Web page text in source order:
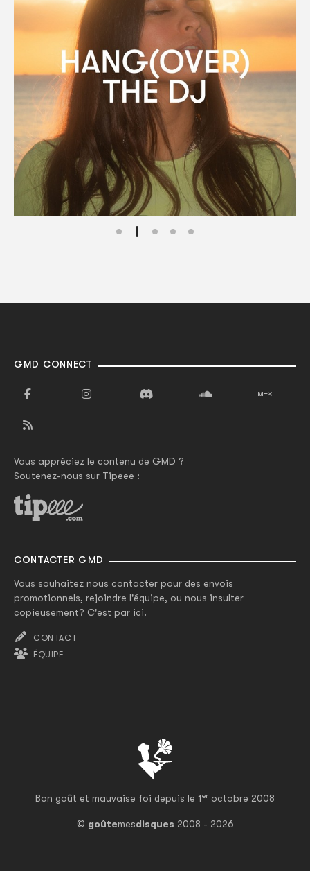
Bon goût et mauvaise foi depuis le 1er octobre 2008
© goûtemesdisques 2008 - 2026
GMD CONNECT
Vous appréciez le contenu de GMD ?
Soutenez-nous sur Tipeee :
CONTACTER GMD
Vous souhaitez nous contacter pour des envois
promotionnels, rejoindre l'équipe, ou nous insulter
copieusement? C'est par ici.
CONTACT
ÉQUIPE